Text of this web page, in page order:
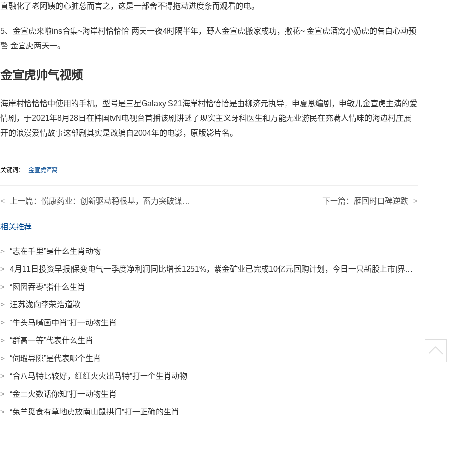
直融化了老阿姨的心脏总而言之，这是一部舍不得拖动进度条而观看的电。
5、金宣虎来啦ins合集~海岸村恰恰恰 两天一夜4时隔半年，野人金宣虎搬家成功，撒花~ 金宣虎酒窝小奶虎的告白心动预
警 金宣虎两天一。
金宣虎帅气视频
海岸村恰恰恰中使用的手机，型号是三星Galaxy S21海岸村恰恰恰是由柳济元执导，申夏恩编剧，申敏儿金宣虎主演的爱
情剧，于2021年8月28日在韩国tvN电视台首播该剧讲述了现实主义牙科医生和万能无业游民在充满人情味的海边村庄展
开的浪漫爱情故事这部剧其实是改编自2004年的电影，原版影片名。
关键词： 金宣虎酒窝
< 上一篇： 悦康药业：创新驱动稳根基，蓄力突破谋新篇|界面新闻 >
下一篇： 雁回时口碑逆跌
相关推荐
> “志在千里”是什么生肖动物
> 4月11日投资早报|保变电气一季度净利润同比增长1251%，紫金矿业已完成10亿元回购计划，今日一只新股上市|界面新闻 · 证券
> “囫囵吞枣”指什么生肖
> 汪苏泷向李荣浩道歉
> “牛头马嘴画中肖”打一动物生肖
> “群高一等”代表什么生肖
> “伺瑕导隙”是代表哪个生肖
> “合八马特比较好，红红火火出马特”打一个生肖动物
> “金土火数话你知”打一动物生肖
> “兔羊觅食有草地虎放南山鼠拱门”打一正确的生肖